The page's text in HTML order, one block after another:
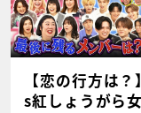
【恋の行方は
s紅しょうがら